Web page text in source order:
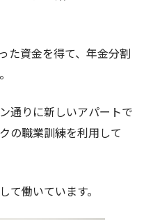
た資金を得て、年金分割
通りに新しいアパートで
の職業訓練を利用して
て働いています。